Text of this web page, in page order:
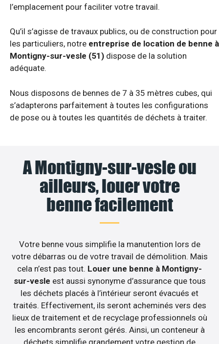
l’emplacement pour faciliter votre travail.
Qu’il s’agisse de travaux publics, ou de construction pour
les particuliers, notre entreprise de location de benne à
Montigny-sur-vesle (51) dispose de la solution
adéquate.
Nous disposons de bennes de 7 à 35 mètres cubes, qui
s’adapterons parfaitement à toutes les configurations
de pose ou à toutes les quantités de déchets à traiter.
A Montigny-sur-vesle ou
ailleurs, louer votre
benne facilement
Votre benne vous simplifie la manutention lors de
votre débarras ou de votre travail de démolition. Mais
cela n’est pas tout. Louer une benne à Montigny-
sur-vesle est aussi synonyme d’assurance que tous
les déchets placés à l’intérieur seront évacués et
traités. Effectivement, ils seront acheminés vers des
lieux de traitement et de recyclage professionnels où
les encombrants seront gérés. Ainsi, un conteneur à